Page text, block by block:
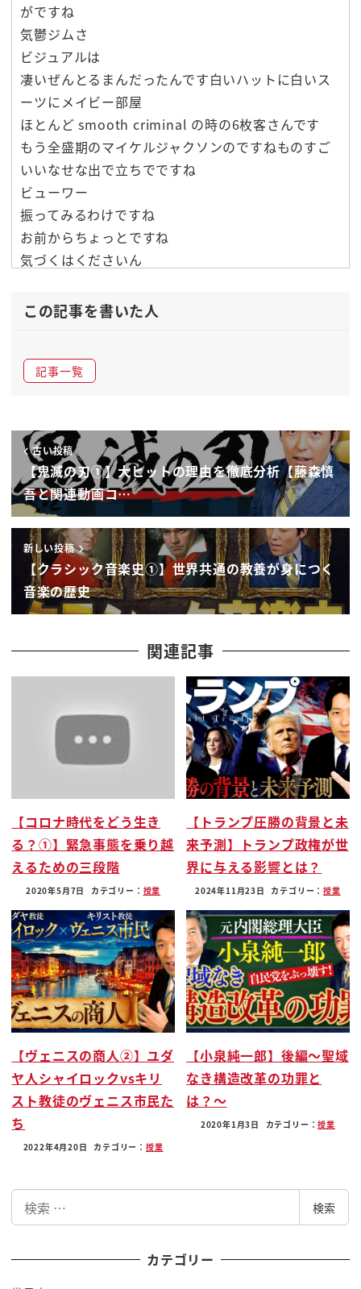
がですね
気鬱ジムさ
ビジュアルは
凄いぜんとるまんだったんです白いハットに白いス
ーツにメイビー部屋
ほとんど smooth criminal の時の6枚客さんです
もう全盛期のマイケルジャクソンのですねものすご
いいなせな出で立ちでですね
ビューワー
振ってみるわけですね
お前からちょっとですね
気づくはくださいん
器物ジム様です実はタン塩
花札みたいな音は風の耳飾りをですね丹次郎輩を受
うんですね
うーんねー
いい飾りこれ何かあったんでしょうね過去に何かの
委員会があるんですけども
耳飾りパッと見てですね何ですか
えっとですね
丹次郎まずびっくりするんですよなぜかそのスリル
スムースクリーなるのもあり
マイケルジャクソンこと
キッズ6 the なんとですね砂と娘がいたんですよ
どうしたのがなった何パパ
こっちは匂いからして完全に人間なんです
人間といけしゃあしゃあと暮らしているっていう
それが信じられなくてですね
ブーブー何パパート r です暮らしてるんですよ
ブーバーっっですねそっと君
水の値段が痛恨にも知ってるんですねなんか白おっ
しゃってたですね
それに通行人がいけるヌードになるんですね
デブぞもう群衆の中でいきなりに多いんだったやつ
暴れだしたですね
ザーってで単純がそっちに見えるバールってなきゃ
ね
さぁ行こうって言っちゃう夏ロス
ございましたんからあーはっはっは額のこれが無惨
との出会いになるわけですね
とんでもないときやですよ
あの鬼のラスボスでもこんな普通に家族と人間の生
活してるそんなことありますから
こそそろしーねー
そんな中ですねそのブーバーンぬーんっ
耳飾り同部長のある少年を殺すへそして首を持って
岩ですねはいかしこまりましたけどいいの乳お姉ら
れるわけですね
そしてですねそのソニョてょね中に気づきと言われ
この記事を書いた人
記事一覧
古い投稿
【鬼滅の刃①】大ヒットの理由を徹底分析【藤森慎
吾と関連動画コ…
新しい投稿
【クラシック音楽史①】世界共通の教養が身につく
音楽の歴史
関連記事
【コロナ時代をどう生き
る？①】緊急事態を乗り越
えるための三段階
2020年5月7日 カテゴリー： 授業
【トランプ圧勝の背景と未
来予測】トランプ政権が世
界に与える影響とは？
2024年11月23日 カテゴリー：授業
【ヴェニスの商人②】ユダ
ヤ人シャイロックvsキリ
スト教徒のヴェニス市民た
ち
2022年4月20日 カテゴリー： 授業
【小泉純一郎】後編〜聖域
なき構造改革の功罪と
は？〜
2020年1月3日 カテゴリー：授業
索
検索
カテゴリー